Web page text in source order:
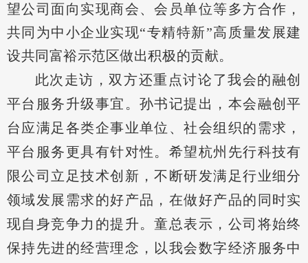
望公司面向实现商会、会员单位等多方合作，
共同为中小企业实现“专精特新”高质量发展建
设共同富裕示范区做出积极的贡献。
此次走访，双方还重点讨论了我会的融创
平台服务升级事宜。孙书记提出，本会融创平
台应满足各类企事业单位、社会组织的需求，
平台服务更具有针对性。希望杭州先行科技有
限公司立足技术创新，不断研发满足行业细分
领域发展需求的好产品，在做好产品的同时实
现自身竞争力的提升。童总表示，公司将始终
保持先进的经营理念，以我会数字经济服务中